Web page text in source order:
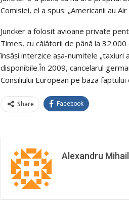
Comisiei, el a spus: „Americanii au
Juncker a folosit avioane private
Times, cu călătorii de până la
însăși interzice așa-numitele „taxiuri
disponibile.În 2009, cancelarul
Consiliului European pe baza
Share Facebook
Alexandru Mihail